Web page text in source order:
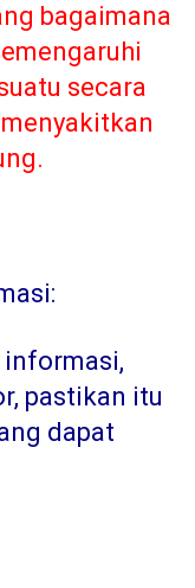
bagaimana
secara
informasi,
pastikan itu
dapat